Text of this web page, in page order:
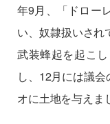
年9月、「ドロー
い、奴隷扱いされ
武装蜂起を起こ
し、12月には議
オに土地を与えま